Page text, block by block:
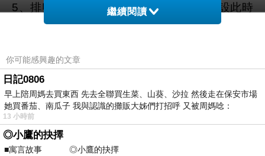
5、排卵是在月經周期的第14天左右，假設此時
受精成功了，那麽受精卵要產生HCG最快需要
而HCG真正開始大量分泌是在孕卵著床後，合體
滋養細胞開始分泌才大量產生HCG。而孕卵著床
至少需要11天。所以，最早6天，美國黑金有效
嗎想比較準確的話就等11天以後，那時候比較
準。
女人如何驗孕?
繼續閱讀
你可能感興趣的文章
日記0806
早上陪周媽去買東西 先去全聯買生菜、山葵、沙拉 然後走在保安市場
她買番茄、南瓜子 我與認識的攤販大姊們打招呼 又被周媽唸：
13 小時前
◎小鷹的抉擇
■寓言故事 ◎小鷹的抉擇